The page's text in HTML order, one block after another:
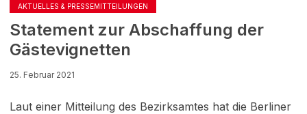
AKTUELLES & PRESSEMITTEILUNGEN
Statement zur Abschaffung der
Gästevignetten
25. Februar 2021
Laut einer Mitteilung des Bezirksamtes hat die Berliner